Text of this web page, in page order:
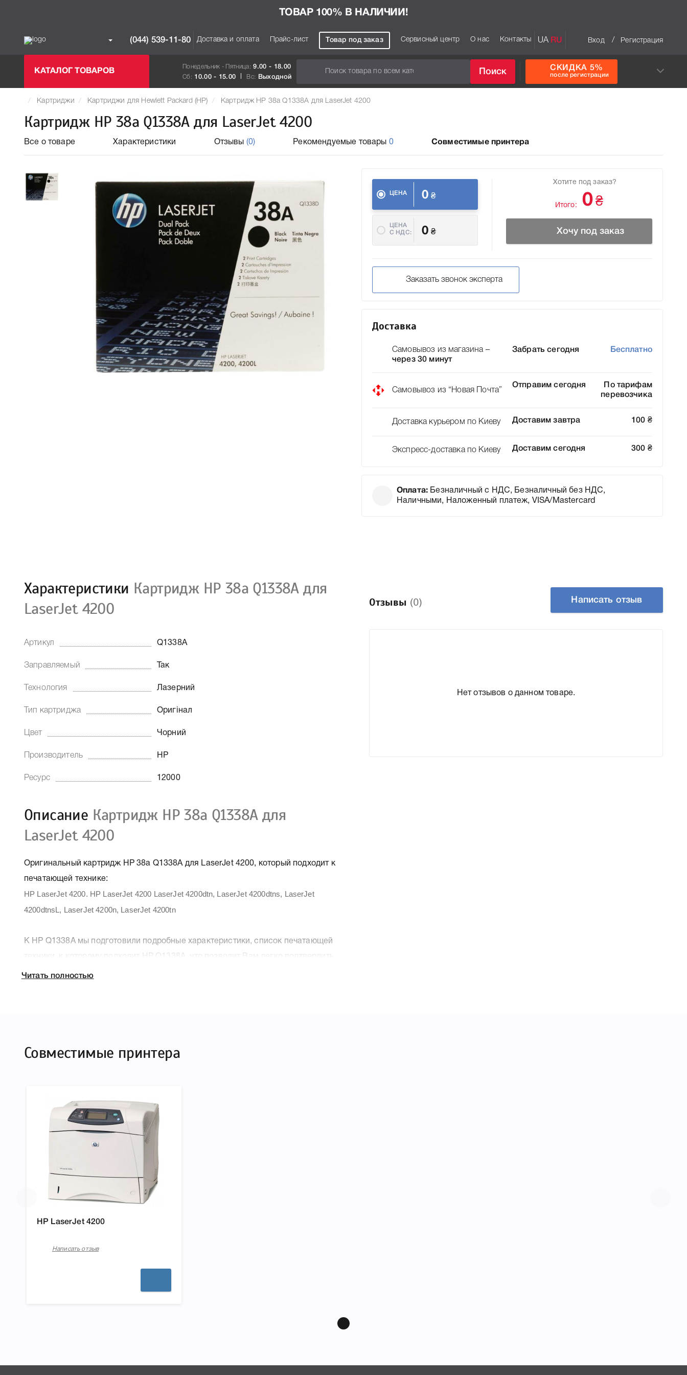
ТОВАР 100% В НАЛИЧИИ!
(044) 539-11-80 Доставка и оплата Прайс-лист Товар под заказ Сервисный центр О нас Контакты UA RU Вход / Регистрация
КАТАЛОГ ТОВАРОВ
Понедельник - Пятница: 9.00 - 18.00
Сб: 10.00 - 15.00 Вс: Выходной
Поиск СКИДКА 5%
после регистрации
Картриджи Картриджи для Hewlett Packard (HP) Картридж HP 38a Q1338A для LaserJet 4200
Картридж HP 38a Q1338A для LaserJet 4200
Все о товаре Характеристики Отзывы (0) Рекомендуемые товары 0 Совместимые принтера
ЦЕНА 0 ₴
ЦЕНА
C НДС:
0 ₴
Хотите под заказ?
Итого: 0 ₴
Хочу под заказ
Заказать звонок эксперта
Доставка
Самовывоз из магазина –
через 30 минут
Забрать сегодня Бесплатно
Самовывоз из “Новая Почта”
Отправим сегодня
По тарифам
перевозчика
Доставка курьером по Киеву Доставим завтра 100 ₴
Экспресс-доставка по Киеву Доставим сегодня 300 ₴
Оплата: Безналичный с НДС, Безналичный без НДС,
Наличными, Наложенный платеж, VISA/Mastercard
Характеристики Картридж HP 38a Q1338A для
LaserJet 4200
Артикул Q1338A
Заправляемый Так
Технология Лазерний
Тип картриджа Оригінал
Цвет Чорний
Производитель HP
Ресурс 12000
Описание Картридж HP 38a Q1338A для
LaserJet 4200
Оригинальный картридж HP 38a Q1338A для LaserJet 4200, который подходит к
печатающей технике:
HP LaserJet 4200. HP LaserJet 4200 LaserJet 4200dtn, LaserJet 4200dtns, LaserJet
4200dtnsL, LaserJet 4200n, LaserJet 4200tn
К HP Q1338A мы подготовили подробные характеристики, список печатающей
правильность выбора .
Читать полностью
Отзывы (0) Написать отзыв
Нет отзывов о данном товаре.
Совместимые принтера
HP LaserJet 4200
Написать отзыв